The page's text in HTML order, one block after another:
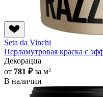
Seta da Vinchi
Перламутровая краска с
Декорацца
от 781 ₽за м²
В наличии